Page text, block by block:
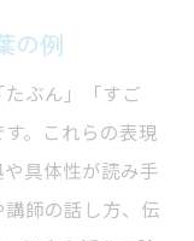
の例
ぶん」「すご
。これらの表現
具体性が読み手
師の話し方、伝